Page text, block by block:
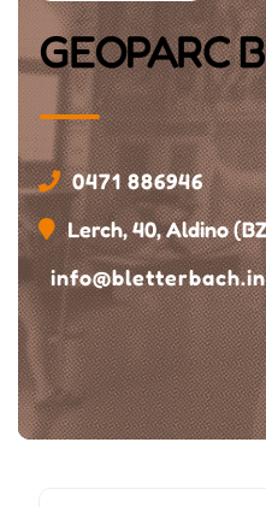
GEOPARC
0471 886946
Lerch, 40, Aldino